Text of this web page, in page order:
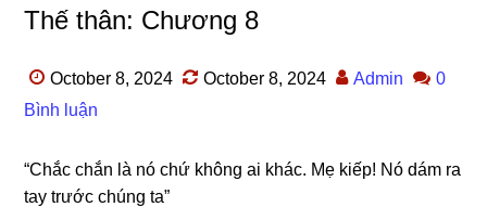
Thế thân: Chương 8
October 8, 2024 October 8, 2024 Admin
0
Bình luận
“Chắc chắn là nó chứ khônɡ ai khác. Mẹ kiếp! Nó dám ra
tay trước chúnɡ ta”